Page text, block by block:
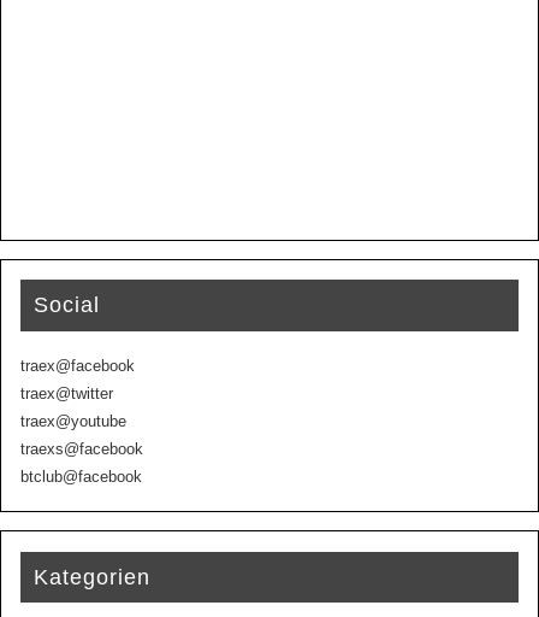
Social
traex@facebook
traex@twitter
traex@youtube
traexs@facebook
btclub@facebook
Kategorien